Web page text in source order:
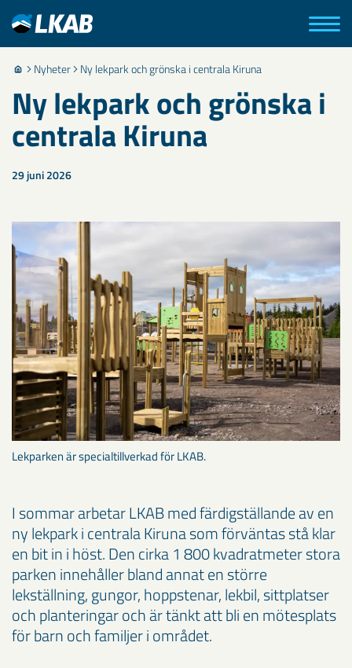
Nyheter Ny lekpark och grönska i centrala Kiruna
Ny lekpark och grönska i
centrala Kiruna
29 juni 2026
Lekparken är specialtillverkad för LKAB.
I sommar arbetar LKAB med färdigställande av en
ny lekpark i centrala Kiruna som förväntas stå klar
en bit in i höst. Den cirka 1 800 kvadratmeter stora
parken innehåller bland annat en större
lekställning, gungor, hoppstenar, lekbil, sittplatser
och planteringar och är tänkt att bli en mötesplats
för barn och familjer i området.